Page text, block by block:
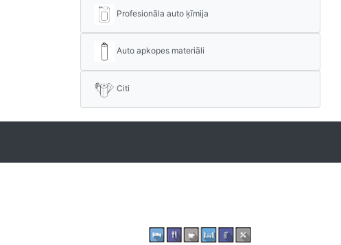
Profesionāla auto ķīmija
Auto apkopes materiāli
Citi